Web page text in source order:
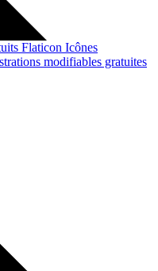
Flaticon Icônes
modifiables gratuites